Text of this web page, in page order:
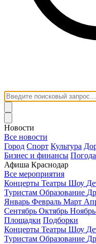
Новости
Все новости
Город Спорт Культура
Бизнес и финансы Погода
Афиша Краснодар
Все мероприятия
Концерты Театры Шоу
Туристам Образование
Январь Февраль Март
Сентябрь Октябрь Ноябрь
Площадки Подборки
Концерты Театры Шоу
Туристам Образование